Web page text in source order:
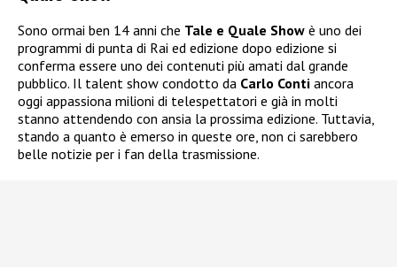
Sono ormai ben 14 anni che Tale e Quale Show è uno dei
programmi di punta di Rai ed edizione dopo edizione si
conferma essere uno dei contenuti più amati dal grande
pubblico. Il talent show condotto da Carlo Conti ancora
oggi appassiona milioni di telespettatori e già in molti
stanno attendendo con ansia la prossima edizione. Tuttavia,
stando a quanto è emerso in queste ore, non ci sarebbero
belle notizie per i fan della trasmissione.